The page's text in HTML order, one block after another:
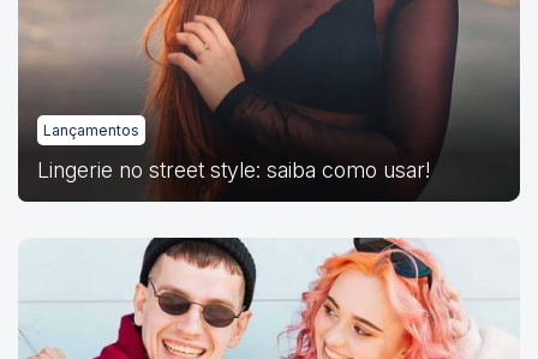
Lançamentos
Lingerie no street style: saiba como usar!